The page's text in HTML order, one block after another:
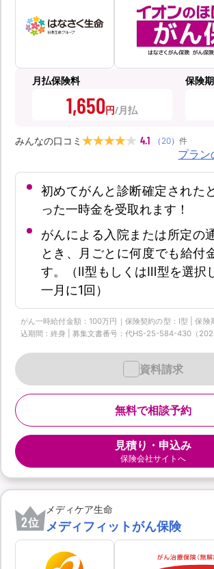
月払保険料
1,650円
保険
みんなの口コミ 4.1 （ 20） 件
プラン
初めてがんと診断確定された
った一時金を受取れます！
がんによる入院または所定の
とき、月ごとに何度でも給付
す。（Ⅱ型もしくはⅢ型を選択
一月に1回）
がん一時給付金額：100万円｜保険契約の型：Ⅰ型 | 保
込期間：終身 | 募集文書番号：代HS-25-584-430（
無料で相談予約
資料請求
見積り・申込み
保険会社サイトへ
2位
メディケア生命
メディフィットがん保険